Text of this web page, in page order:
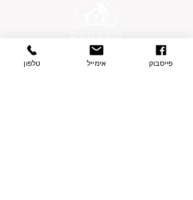
פרטי התקשרות טלפון אימייל פייסבוק